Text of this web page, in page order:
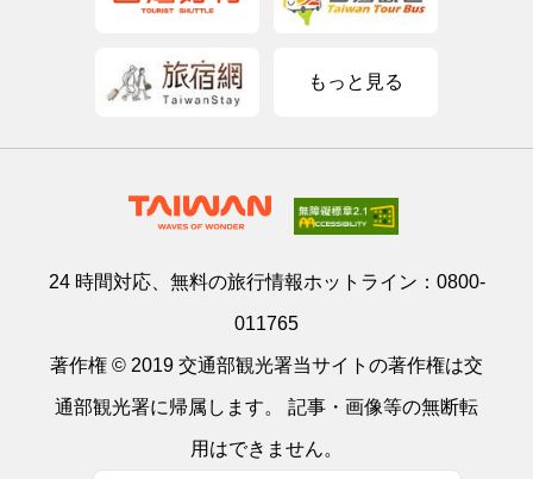
もっと見る
24 時間対応、無料の旅行情報ホットライン： 0800-
011765
著作権 © 2019 交通部観光署当サイトの著作権は交
通部観光署に帰属します。 記事・画像等の無断転
用はできません。